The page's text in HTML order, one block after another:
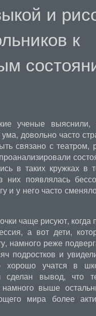
и
к
ученые
довольно часто
связано с театром,
в таких кружках в
появлялась
и у него часто
чаще рисуют, когда
а вот дети,
намного реже
подростков и
хорошо учатся в
сделан вывод, что
намного выше
мира более